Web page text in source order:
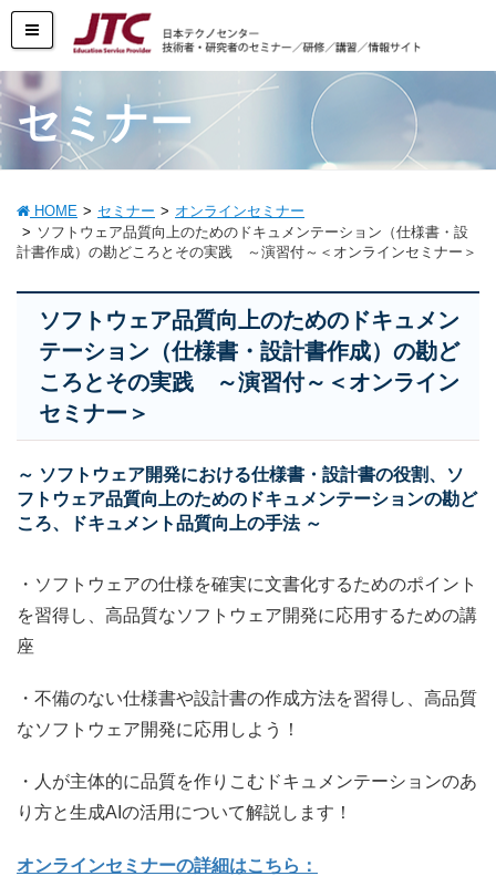
セミナー
HOME セミナー
オンラインセミナー
ソフトウェア品質向上のためのドキュメンテーション（仕様書・設
計書作成）の勘どころとその実践 ～演習付～＜オンラインセミナー＞
ソフトウェア品質向上のためのドキュメン
テーション（仕様書・設計書作成）の勘ど
ころとその実践 ～演習付～＜オンライン
セミナー＞
～ ソフトウェア開発における仕様書・設計書の役割、ソ
フトウェア品質向上のためのドキュメンテーションの勘ど
ころ、ドキュメント品質向上の手法 ～
・ソフトウェアの仕様を確実に文書化するためのポイント
を習得し、高品質なソフトウェア開発に応用するための講
座
・不備のない仕様書や設計書の作成方法を習得し、高品質
なソフトウェア開発に応用しよう！
・人が主体的に品質を作りこむドキュメンテーションのあ
り方と生成AIの活用について解説します！
オンラインセミナーの詳細はこちら：